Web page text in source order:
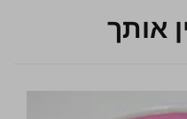
אותך